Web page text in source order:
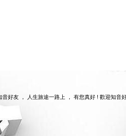
好友 ， 人生旅途一路上 ， 有您真好 ! 歡迎知音